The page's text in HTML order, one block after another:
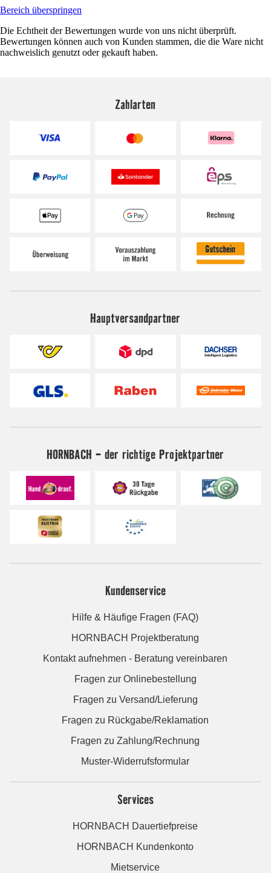
Bereich überspringen
Die Echtheit der Bewertungen wurde von uns nicht überprüft.
Bewertungen können auch von Kunden stammen, die die Ware nicht
nachweislich genutzt oder gekauft haben.
Zahlarten
Hauptversandpartner
HORNBACH - der richtige Projektpartner
Kundenservice
Hilfe & Häufige Fragen (FAQ)
HORNBACH Projektberatung
Kontakt aufnehmen - Beratung vereinbaren
Fragen zur Onlinebestellung
Fragen zu Versand/Lieferung
Fragen zu Rückgabe/Reklamation
Fragen zu Zahlung/Rechnung
Muster-Widerrufsformular
Services
HORNBACH Dauertiefpreise
HORNBACH Kundenkonto
Mietservice